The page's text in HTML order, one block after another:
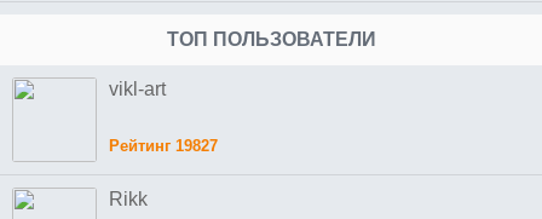
ТОП ПОЛЬЗОВАТЕЛИ
vikl-art
Рейтинг 19827
Rikk